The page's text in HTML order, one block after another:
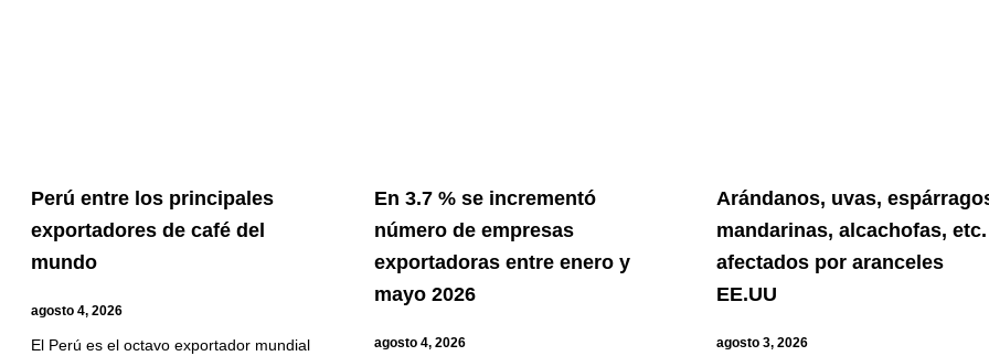
Perú entre los principales
exportadores de café del
mundo
agosto 4, 2026
El Perú es el octavo exportador mundial
En 3.7 % se incrementó
número de empresas
exportadoras entre enero y
mayo 2026
agosto 4, 2026
Arándanos, uvas,
mandarinas, alcachofas, etc.
afectados por aranceles
EE.UU
agosto 3, 2026